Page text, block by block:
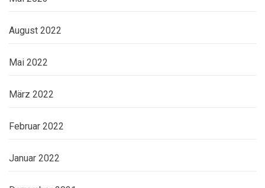
August 2022
Mai 2022
März 2022
Februar 2022
Januar 2022